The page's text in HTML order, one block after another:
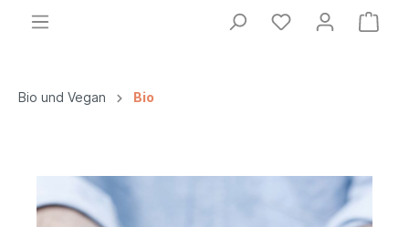
Bio und Vegan Bio